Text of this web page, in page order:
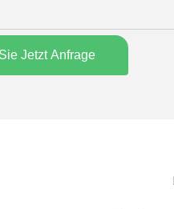
Jetzt Anfrage